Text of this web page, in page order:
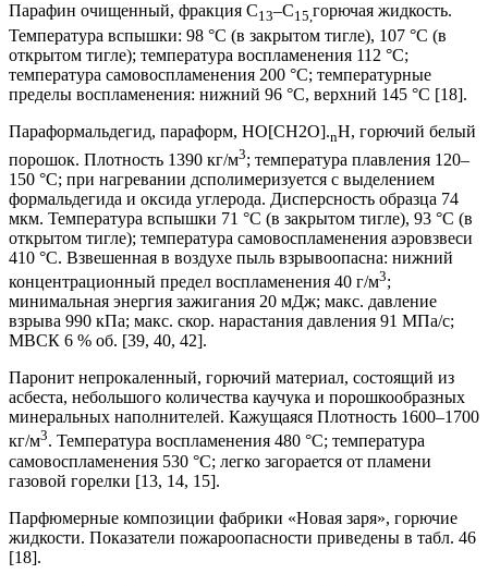
Парафин очищенный, фракция C13–C15,горючая жидкость.
Температура вспышки: 98 °С (в закрытом тигле), 107 °С (в
открытом тигле); температура воспламенения 112 °С;
температура самовоспламенения 200 °С; температурные
пределы воспламенения: нижний 96 °С, верхний 145 °С [18].
Параформальдегид, параформ, НО[СН2О].nН, горючий белый
порошок. Плотность 1390 кг/м3; температура плавления 120–
150 °С; при нагревании дсполимеризуется с выделением
формальдегида и оксида углерода. Дисперсность образца 74
мкм. Температура вспышки 71 °С (в закрытом тигле), 93 °С (в
открытом тигле); температура самовоспламенения аэровзвеси
410 °С. Взвешенная в воздухе пыль взрывоопасна: нижний
концентрационный предел воспламенения 40 г/м3;
минимальная энергия зажигания 20 мДж; макс. давление
взрыва 990 кПа; макс. скор. нарастания давления 91 МПа/с;
МВСК 6 % об. [39, 40, 42].
Паронит непрокаленный, горючий материал, состоящий из
асбеста, небольшого количества каучука и порошкообразных
минеральных наполнителей. Кажущаяся Плотность 1600–1700
кг/м3. Температура воспламенения 480 °С; температура
самовоспламенения 530 °С; легко загорается от пламени
газовой горелки [13, 14, 15].
Парфюмерные композиции фабрики «Новая заря», горючие
жидкости. Показатели пожароопасности приведены в табл. 46
[18].